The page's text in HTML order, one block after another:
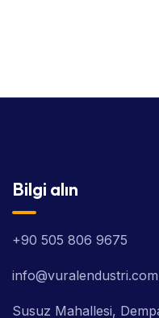
Bilgi alın
+90 505 806 9675
info@vuralendustri.com
Susuz Mahallesi,